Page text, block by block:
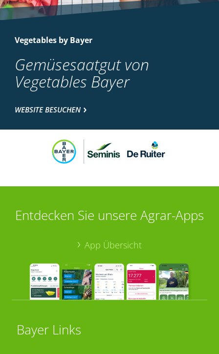
Vegetables by Bayer
Gemüsesaatgut von
Vegetables Bayer
WEBSITE BESUCHEN
Entdecken Sie unsere Agrar-Apps
App Übersicht
Bayer Links